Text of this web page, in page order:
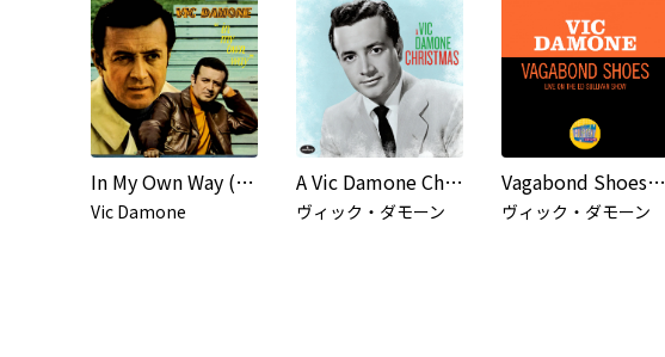
In My Own Way (Live)
Vic Damone
A Vic Damone Christmas
ヴィック・ダモーン
Vagabond Shoes (Live On The Ed Sullivan Show, May 21, 1950)
ヴィック・ダモーン